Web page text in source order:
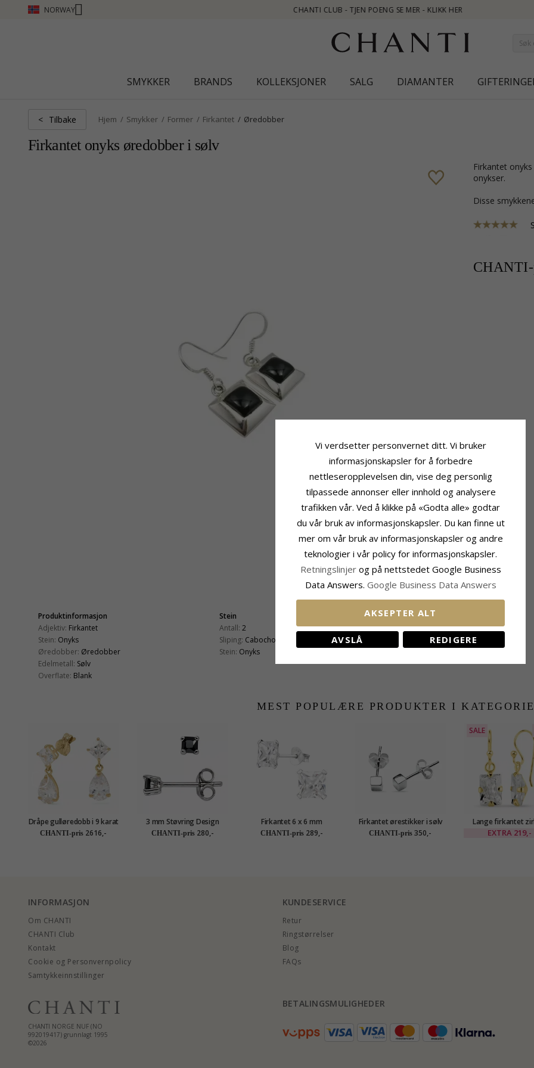
NORWAY
SMYKKER BRANDS KOLLEKSJONER SALG DIAMANTER
< Tilbake Hjem Smykker Former Firkantet Øredobber
Firkantet onyks øredobber i sølv
firkantet onyks øredobber i sølv med blank overflate og 2 cabochonslipte
onykser.
Disse
Produktinformasjon
Adjektiv: Firkantet
Stein: Onyks
Øredobber: Øredobber
Edelmetall: Sølv
Overflate: Blank
Stein
Antall: 2
Sliping: Cabochonslipt
Stein: Onyks
Størrelse
Høyde Inkl. Krok:29,0 mm
12,0 mm
MEST POPULÆRE PRODUKTER I
Dråpe gulløredobb i 9 karat
gull med zirkon - Gold
Collection
CHANTI-pris 2616,-
3 mm Støvring Design
øredobber i sølv svart
zirkon
CHANTI-pris 280,-
Firkantet 6 x 6 mm
øredobber i sølv
CHANTI-pris 289,-
Firkantet ørestikker i sølv
CHANTI-pris 350,-
SALE
Lange firkantet
øredobber i
EXTRA 219,-
INFORMASJON
Om CHANTI
CHANTI Club
Kontakt
Cookie og Personvernpolicy
Samtykkeinnstillinger
KUNDESERVICE
Retur
Ringstørrelser
Blog
FAQs
CHANTI NORGE NUF (NO
992019417) grunnlagt 1995
©2026
BETALINGSMULIGHEDER
Vi verdsetter personvernet ditt. Vi bruker
informasjonskapsler for å forbedre
nettleseropplevelsen din, vise deg personlig
tilpassede annonser eller innhold og analysere
trafikken vår. Ved å klikke på «Godta alle» godtar
du vår bruk av informasjonskapsler. Du kan finne ut
mer om vår bruk av informasjonskapsler og andre
teknologier i vår policy for informasjonskapsler.
Retningslinjer og på nettstedet Google Business
Data Answers. Google Business Data Answers
AKSEPTER ALT
AVSLÅ REDIGERE